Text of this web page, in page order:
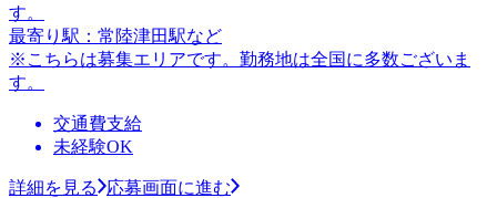
す。
最寄り駅：常陸津田駅など
※こちらは募集エリアです。勤務地は全国に多数ございま
す。
交通費支給
未経験OK
詳細を見る
応募画面に進む